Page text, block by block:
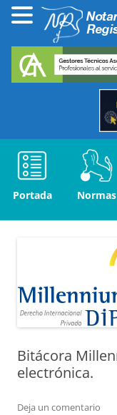
Portada Normas
Bitácora
electrónica.
Deja un comentario